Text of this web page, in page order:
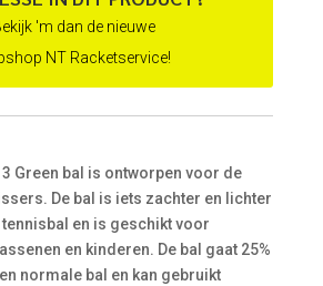
'm dan de nieuwe
NT Racketservice!
3 Green bal is ontworpen voor de
De bal is iets zachter en lichter
en is geschikt voor
en kinderen. De bal gaat 25%
normale bal en kan gebruikt